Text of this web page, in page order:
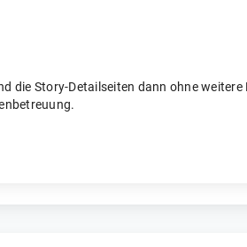
die Story-Detailseiten dann ohne